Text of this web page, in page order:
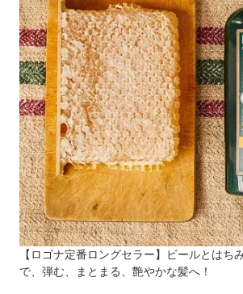
【ロゴナ定番ロングセラー】ビールとはち
で、弾む、まとまる、艶やかな髪へ！